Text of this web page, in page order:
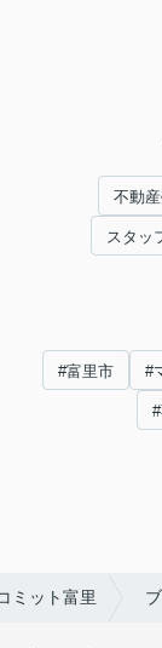
不動
スタッ
#富里市 #
ミット富里